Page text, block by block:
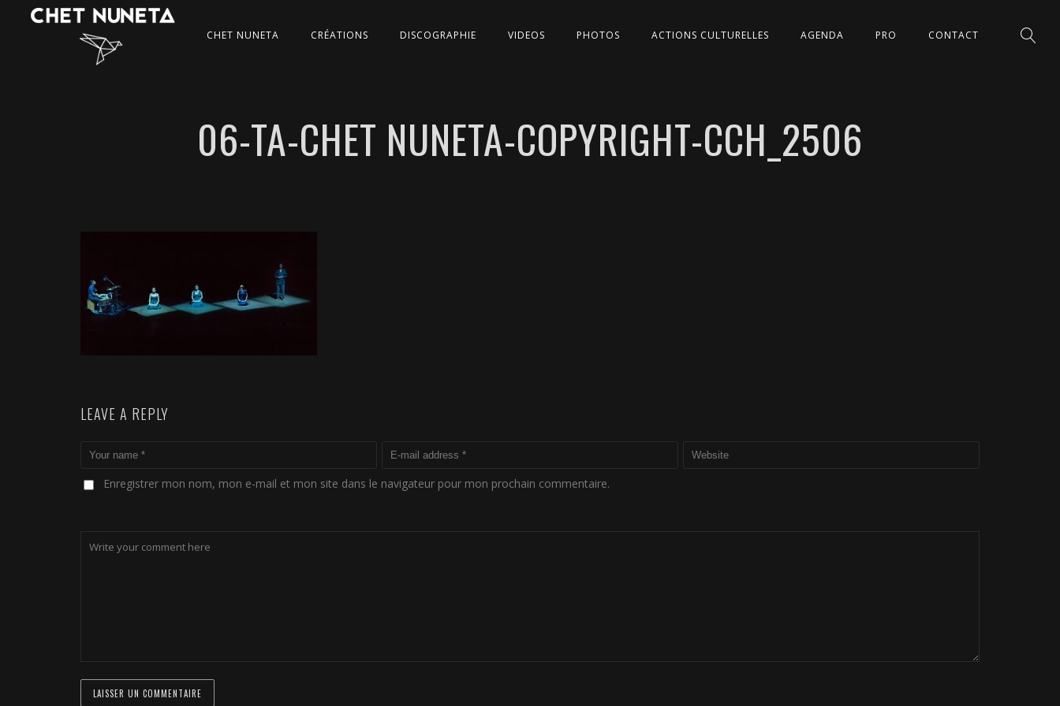
CHET NUNETA CRÉATIONS DISCOGRAPHIE VIDEOS PHOTOS ACTIONS CULTURELLES AGENDA PRO CONTACT
06-TA-CHET NUNETA-COPYRIGHT-CCH_2506
LEAVE A REPLY
Enregistrer mon nom, mon e-mail et mon site dans le navigateur pour mon prochain commentaire.